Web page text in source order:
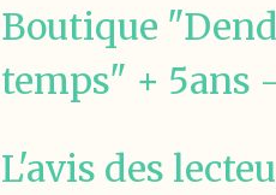
Boutique
temps" + 5ans
L'avis des